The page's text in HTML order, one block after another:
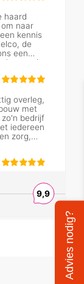
Advies nodig?